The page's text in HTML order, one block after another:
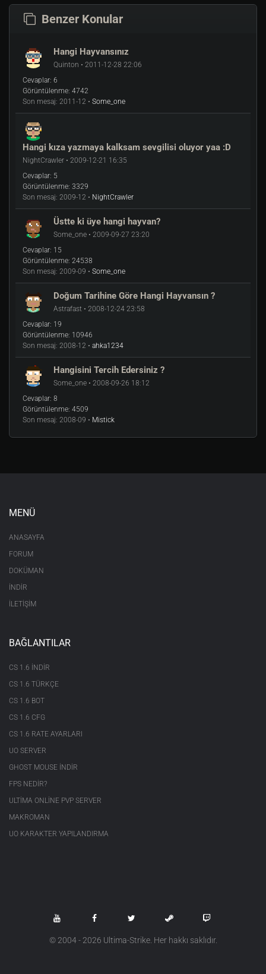
Benzer Konular
Hangi Hayvansınız
Quinton • 2011-12-28 22:06
Cevaplar: 6
Görüntülenme: 4742
Son mesaj: 2011-12 • Some_one
Hangi kıza yazmaya kalksam sevgilisi oluyor yaa :D
NightCrawler • 2009-12-21 16:35
Cevaplar: 5
Görüntülenme: 3329
Son mesaj: 2009-12 • NightCrawler
Üstte ki üye hangi hayvan?
Some_one • 2009-09-27 23:20
Cevaplar: 15
Görüntülenme: 24538
Son mesaj: 2009-09 • Some_one
Doğum Tarihine Göre Hangi Hayvansın ?
Astrafast • 2008-12-24 23:58
Cevaplar: 19
Görüntülenme: 10946
Son mesaj: 2008-12 • ahka1234
Hangisini Tercih Edersiniz ?
Some_one • 2008-09-26 18:12
Cevaplar: 8
Görüntülenme: 4509
Son mesaj: 2008-09 • Mistick
MENÜ
ANASAYFA
FORUM
DOKÜMAN
İNDİR
İLETİŞİM
BAĞLANTILAR
CS 1.6 INDIR
CS 1.6 TÜRKÇE
CS 1.6 BOT
CS 1.6 CFG
CS 1.6 RATE AYARLARI
UO SERVER
GHOST MOUSE INDIR
FPS NEDIR?
ULTIMA ONLINE PVP SERVER
MAKROMAN
UO KARAKTER YAPILANDIRMA
© 2004 - 2026 Ultima-Strike. Her hakkı saklıdır.